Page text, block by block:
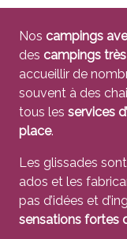
Nos campings
des campings
accueillir de
souvent à des
tous les services
place.
Les glissades
ados et les
pas d’idées et
sensations fortes